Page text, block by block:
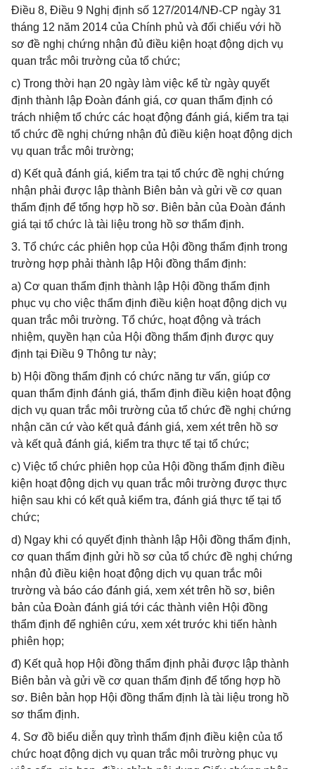
Điều 8, Điều 9 Nghị định số 127/2014/NĐ-CP ngày 31
tháng 12 năm 2014 của Chính phủ và đối chiếu với hồ
sơ đề nghị chứng nhận đủ điều kiện hoạt động dịch vụ
quan trắc môi trường của tổ chức;
c) Trong thời hạn 20 ngày làm việc kể từ ngày quyết
định thành lập Đoàn đánh giá, cơ quan thẩm định có
trách nhiệm tổ chức các hoạt động đánh giá, kiểm tra tại
tổ chức đề nghị chứng nhận đủ điều kiện hoạt động dịch
vụ quan trắc môi trường;
d) Kết quả đánh giá, kiểm tra tại tổ chức đề nghị chứng
nhận phải được lập thành Biên bản và gửi về cơ quan
thẩm định để tổng hợp hồ sơ. Biên bản của Đoàn đánh
giá tại tổ chức là tài liệu trong hồ sơ thẩm định.
3. Tổ chức các phiên họp của Hội đồng thẩm định trong
trường hợp phải thành lập Hội đồng thẩm định:
a) Cơ quan thẩm định thành lập Hội đồng thẩm định
phục vụ cho việc thẩm định điều kiện hoạt động dịch vụ
quan trắc môi trường. Tổ chức, hoạt động và trách
nhiệm, quyền hạn của Hội đồng thẩm định được quy
định tại Điều 9 Thông tư này;
b) Hội đồng thẩm định có chức năng tư vấn, giúp cơ
quan thẩm định đánh giá, thẩm định điều kiện hoạt động
dịch vụ quan trắc môi trường của tổ chức đề nghị chứng
nhận căn cứ vào kết quả đánh giá, xem xét trên hồ sơ
và kết quả đánh giá, kiểm tra thực tế tại tổ chức;
c) Việc tổ chức phiên họp của Hội đồng thẩm định điều
kiện hoạt động dịch vụ quan trắc môi trường được thực
hiện sau khi có kết quả kiểm tra, đánh giá thực tế tại tổ
chức;
d) Ngay khi có quyết định thành lập Hội đồng thẩm định,
cơ quan thẩm định gửi hồ sơ của tổ chức đề nghị chứng
nhận đủ điều kiện hoạt động dịch vụ quan trắc môi
trường và báo cáo đánh giá, xem xét trên hồ sơ, biên
bản của Đoàn đánh giá tới các thành viên Hội đồng
thẩm định để nghiên cứu, xem xét trước khi tiến hành
phiên họp;
đ) Kết quả họp Hội đồng thẩm định phải được lập thành
Biên bản và gửi về cơ quan thẩm định để tổng hợp hồ
sơ. Biên bản họp Hội đồng thẩm định là tài liệu trong hồ
sơ thẩm định.
4. Sơ đồ biểu diễn quy trình thẩm định điều kiện của tổ
chức hoạt động dịch vụ quan trắc môi trường phục vụ